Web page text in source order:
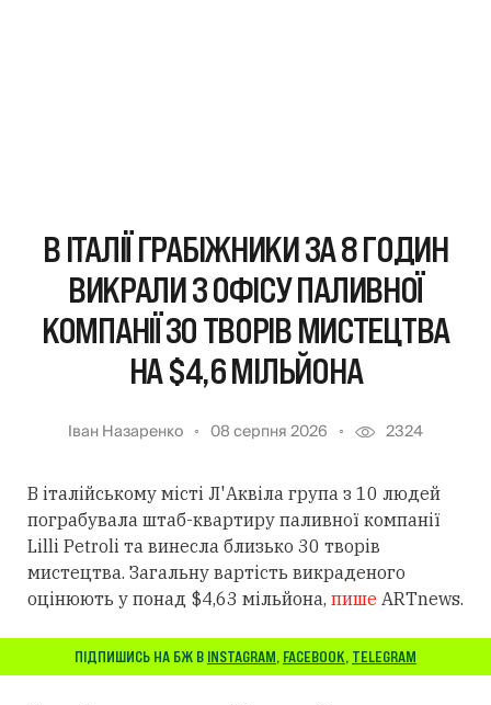
В ІТАЛІЇ ГРАБІЖНИКИ ЗА 8 ГОДИН
ВИКРАЛИ З ОФІСУ ПАЛИВНОЇ
КОМПАНІЇ 30 ТВОРІВ МИСТЕЦТВА
НА $4,6 МІЛЬЙОНА
Іван Назаренко 08 серпня 2026 2324
В італійському місті Л'Аквіла група з 10 людей
пограбувала штаб-квартиру паливної компанії
Lilli Petroli та винесла близько 30 творів
мистецтва. Загальну вартість викраденого
оцінюють у понад $4,63 мільйона, пише ARTnews.
ПІДПИШИСЬ НА БЖ В INSTAGRAM, FACEBOOK, TELEGRAM